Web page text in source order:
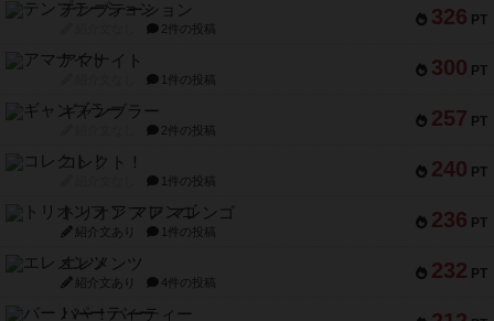
326 PT
テンプテーション
2件の投稿
300 PT
アマナイト
1件の投稿
257 PT
ギャンブラー
2件の投稿
240 PT
コレクト！
1件の投稿
236 PT
トリオンフ ア マレンゴ
紹介文あり 1件の投稿
232 PT
エレメンツ
紹介文あり 4件の投稿
バー！パーティー